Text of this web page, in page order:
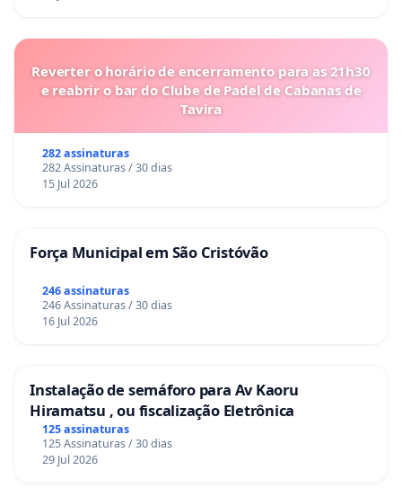
Reverter o horário de encerramento para as 21h30
e reabrir o bar do Clube de Padel de Cabanas de
Tavira
282 assinaturas
282 Assinaturas / 30 dias
15 Jul 2026
Força Municipal em São Cristóvão
246 assinaturas
246 Assinaturas / 30 dias
16 Jul 2026
Instalação de semáforo para Av Kaoru
Hiramatsu , ou fiscalização Eletrônica
125 assinaturas
125 Assinaturas / 30 dias
29 Jul 2026